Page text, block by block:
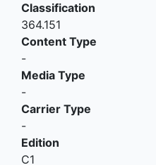
Classification
364.151
Content Type
-
Media Type
-
Carrier Type
-
Edition
C1